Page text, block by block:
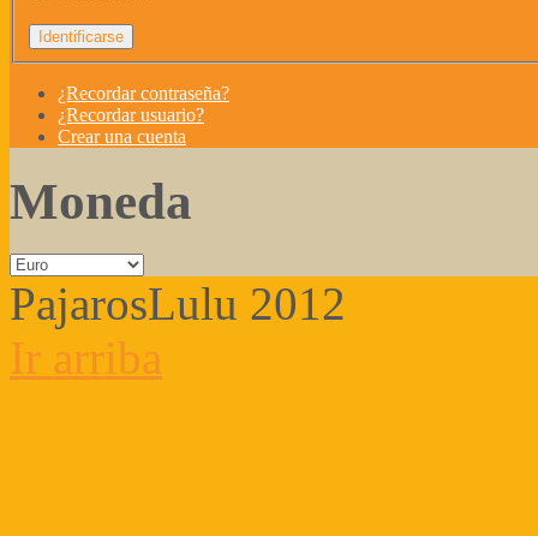
¿Recordar contraseña?
¿Recordar usuario?
Crear una cuenta
Moneda
PajarosLulu 2012
Ir arriba